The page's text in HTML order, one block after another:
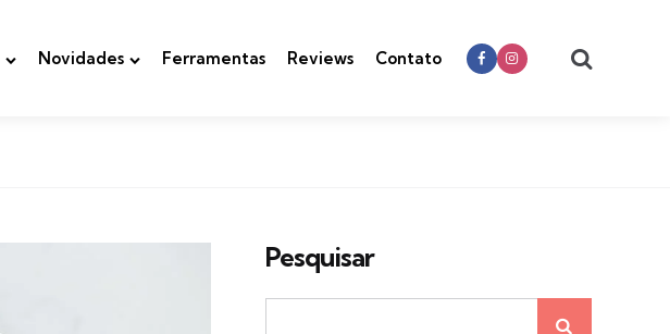
Novidades Ferramentas Reviews Contato
Pesquisar